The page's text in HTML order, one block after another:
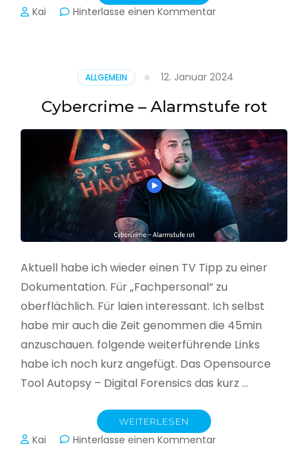
Kai Hinterlasse einen Kommentarzu
Produktion
ALLGEMEIN 12. Januar 2024
Cybercrime – Alarmstufe rot
Aktuell habe ich wieder einen TV Tipp zu einer
Dokumentation. Für „Fachpersonal“ zu
oberflächlich. Für laien interessant. Ich selbst
habe mir auch die Zeit genommen die 45min
anzuschauen. folgende weiterführende Links
habe ich noch kurz angefügt. Das Opensource
Tool Autopsy – Digital Forensics das kurz …
WEITERLESEN
Kai Hinterlasse einen Kommentarzu